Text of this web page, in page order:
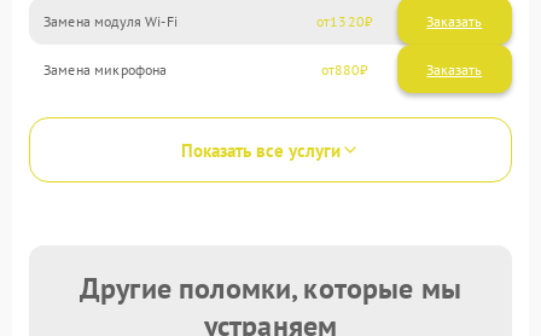
Замена модуля Wi-Fi 1320
Замена микрофона 880
Показать все услуги
Другие поломки, которые мы
устраняем